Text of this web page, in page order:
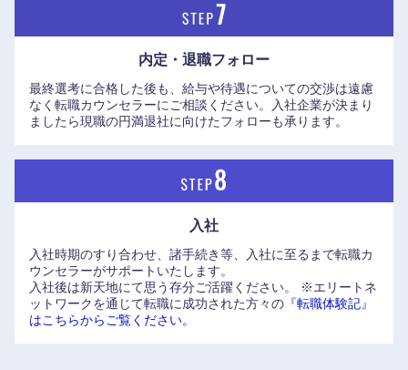
内定・退職フォロー
最終選考に合格した後も、給与や待遇についての交渉は遠慮
なく転職カウンセラーにご相談ください。入社企業が決まり
ましたら現職の円満退社に向けたフォローも承ります。
入社
入社時期のすり合わせ、諸手続き等、入社に至るまで転職カ
ウンセラーがサポートいたします。
入社後は新天地にて思う存分ご活躍ください。
※エリートネ
ットワークを通じて転職に成功された方々の 『転職体験記』
はこちらからご覧ください。